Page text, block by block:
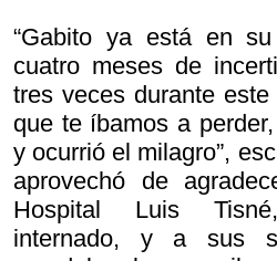
“Gabito ya está en
cuatro meses de
tres veces durante
que te íbamos a
y ocurrió el milagro”,
aprovechó de
Hospital Luis
internado, y a sus